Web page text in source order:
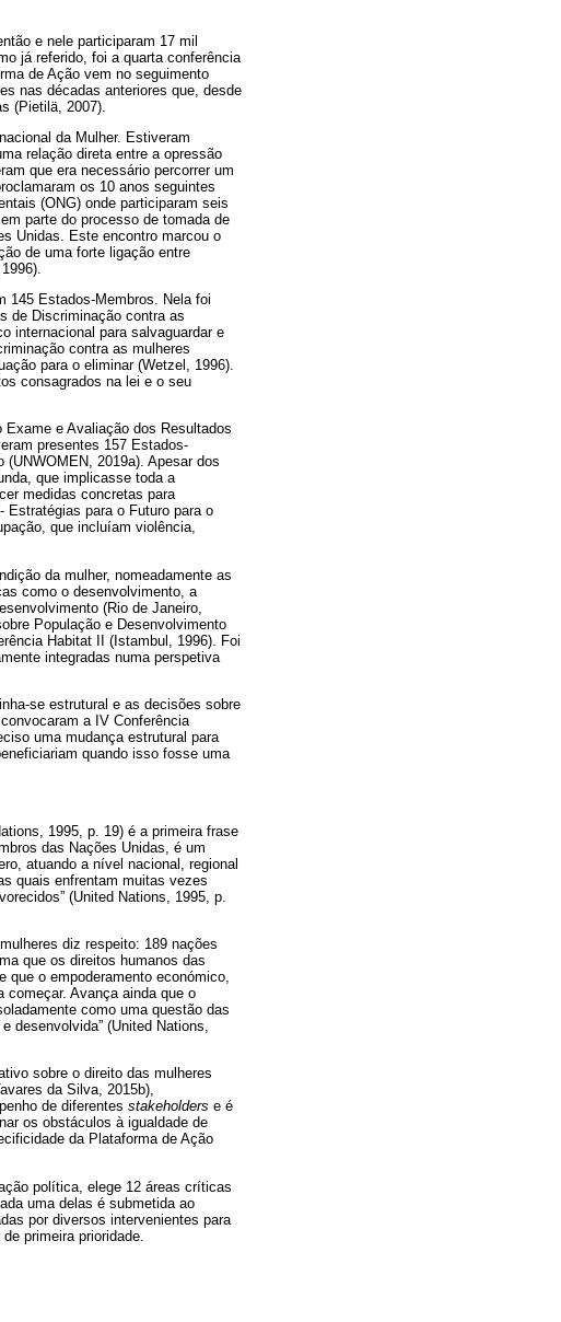
e nele participaram 17 mil
já referido, foi a quarta conferência
de Ação vem no seguimento
nas décadas anteriores que, desde
(Pietilä, 2007).
da Mulher. Estiveram
relação direta entre a opressão
que era necessário percorrer um
os 10 anos seguintes
(ONG) onde participaram seis
parte do processo de tomada de
Unidas. Este encontro marcou o
de uma forte ligação entre
145 Estados-Membros. Nela foi
de Discriminação contra as
internacional para salvaguardar e
contra as mulheres
para o eliminar (Wetzel, 1996).
consagrados na lei e o seu
e Avaliação dos Resultados
presentes 157 Estados-
2019a). Apesar dos
que implicasse toda a
medidas concretas para
Estratégias para o Futuro para o
que incluíam violência,
da mulher, nomeadamente as
como o desenvolvimento, a
(Rio de Janeiro,
População e Desenvolvimento
Habitat II (Istambul, 1996). Foi
integradas numa perspetiva
se estrutural e as decisões sobre
a IV Conferência
uma mudança estrutural para
quando isso fosse uma
1995, p. 19) é a primeira frase
das Nações Unidas, é um
atuando a nível nacional, regional
quais enfrentam muitas vezes
(United Nations, 1995, p.
diz respeito: 189 nações
que os direitos humanos das
que o empoderamento económico,
Avança ainda que o
como uma questão das
desenvolvida” (United Nations,
sobre o direito das mulheres
da Silva, 2015b),
de diferentes stakeholders e é
os obstáculos à igualdade de
da Plataforma de Ação
política, elege 12 áreas críticas
uma delas é submetida ao
por diversos intervenientes para
primeira prioridade.